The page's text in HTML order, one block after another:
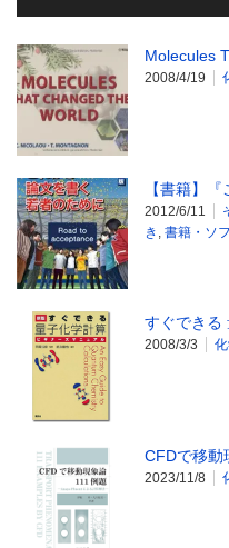
Molecules
2008/4/19
【書籍】
2012/6/11
き , 書籍・ソ
すぐできる
2008/3/3
CFDで移動
2023/11/8